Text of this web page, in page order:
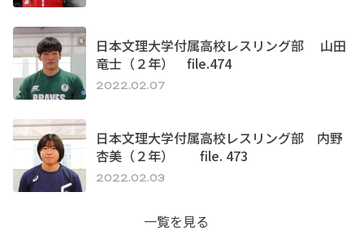
日本文理大学付属高校レスリング部 山田
竜士（２年） file.474
2022.02.07
日本文理大学付属高校レスリング部 内野
杏美（２年） file. 473
2022.02.03
一覧を見る